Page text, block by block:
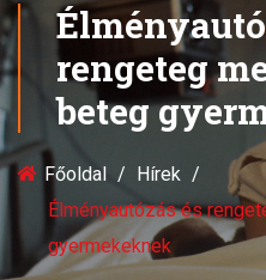
rengeteg
beteg
Főoldal
Hírek
Élményautózás és
gyermekeknek